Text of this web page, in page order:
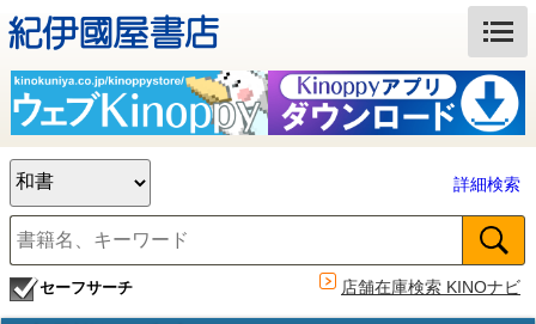
詳細検索
セーフサーチ 店舗在庫検索 KINOナビ